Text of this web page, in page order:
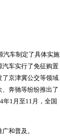
车制定了具体实施
汽车实行了免征购置
了京津冀公交等领域
奔驰等纷纷推出了
年1月至11月，全国
和普及。